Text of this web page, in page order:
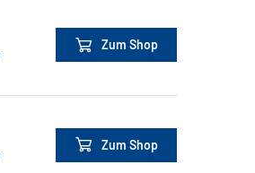
Zum Shop
Zum Shop